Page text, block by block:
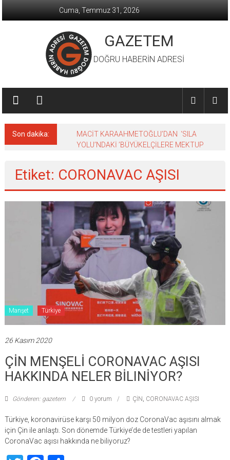
Cuma, Temmuz 31, 2026
GAZETEM
DOĞRU HABERİN ADRESİ
Son dakika:
MACİT KARAAHMETOĞLU’DAN ‘SILA
YOLU’NDAKİ ’BÜYÜKELÇİLERE MEKTUP
Etiket: CORONAVAC AŞISI
Manşet Türkiye
26 Kasım 2020
ÇİN MENŞELİ CORONAVAC AŞISI
HAKKINDA NELER BİLINİYOR?
Gönderen: gazetem 0 yorum ÇİN , CORONAVAC AŞISI
Türkiye, koronavirüse karşı 50 milyon doz CoronaVac aşısını almak
için Çin ile anlaştı. Son dönemde Türkiye’de de testleri yapılan
CoronaVac aşısı hakkında ne biliyoruz?